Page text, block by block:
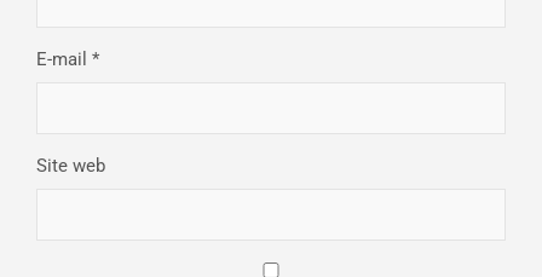
E-mail *
Site web